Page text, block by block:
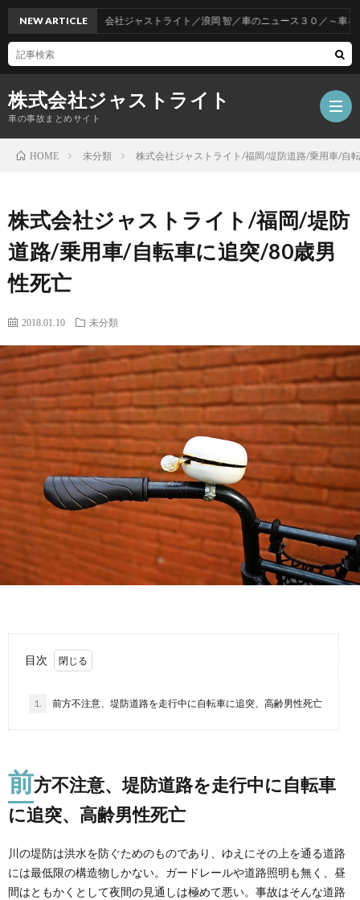
株式会社ジャストライト
車の事故まとめサイト
転
NEW ARTICLE株式会社ジャストライト／浪岡 智／車のニュース３０／～車をお得
HOME 未分類 株式会社ジャストライト/福岡/堤防道路/乗用車/自
株式会社ジャストライト/福岡/堤防
道路/乗用車/自転車に追突/80歳男
性死亡
2018.01.10 未分類
目次
1. 前方不注意、堤防道路を走行中に自転車に追突、高齢男性死亡
前方不注意、堤防道路を走行中に自転車
に追突、高齢男性死亡
川の堤防は洪水を防ぐためのものであり、ゆえにその上を通る道路
には最低限の構造物しかない。ガードレールや道路照明も無く、昼
間はともかくとして夜間の見通しは極めて悪い。事故はそんな道路